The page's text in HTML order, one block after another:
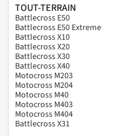
TOUT-TERRAIN
Battlecross E50
Battlecross E50 Extreme
Battlecross X10
Battlecross X20
Battlecross X30
Battlecross X40
Motocross M203
Motocross M204
Motocross M40
Motocross M403
Motocross M404
Battlecross X31